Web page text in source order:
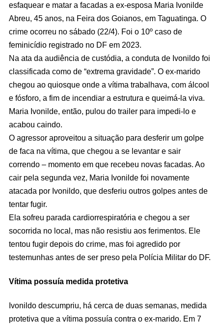
esfaquear e matar a facadas a ex-esposa Maria Ivonilde
Abreu, 45 anos, na Feira dos Goianos, em Taguatinga. O
crime ocorreu no sábado (22/4). Foi o 10º caso de
feminicídio registrado no DF em 2023.
Na ata da audiência de custódia, a conduta de Ivonildo foi
classificada como de “extrema gravidade”. O ex-marido
chegou ao quiosque onde a vítima trabalhava, com álcool
e fósforo, a fim de incendiar a estrutura e queimá-la viva.
Maria Ivonilde, então, pulou do trailer para impedi-lo e
acabou caindo.
O agressor aproveitou a situação para desferir um golpe
de faca na vítima, que chegou a se levantar e sair
correndo – momento em que recebeu novas facadas. Ao
cair pela segunda vez, Maria Ivonilde foi novamente
atacada por Ivonildo, que desferiu outros golpes antes de
tentar fugir.
Ela sofreu parada cardiorrespiratória e chegou a ser
socorrida no local, mas não resistiu aos ferimentos. Ele
tentou fugir depois do crime, mas foi agredido por
testemunhas antes de ser preso pela Polícia Militar do DF.
Vítima possuía medida protetiva
Ivonildo descumpriu, há cerca de duas semanas, medida
protetiva que a vítima possuía contra o ex-marido. Em 7